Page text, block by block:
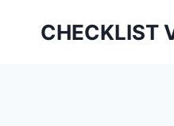
CHECKLIST